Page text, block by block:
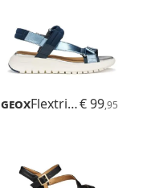
Geox Flextride S€ 99,95